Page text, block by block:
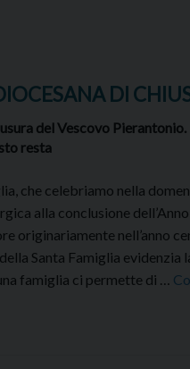
DI
del Vescovo
resta
che celebriamo nella
alla conclusione
originariamente nell’anno
Santa Famiglia
famiglia ci permette di …